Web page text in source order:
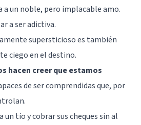
a un noble, pero implacable amo.
a ser adictiva.
supersticioso es también
ciego en el destino.
hacen creer que estamos
de ser comprendidas que, por
un tío y cobrar sus cheques sin al